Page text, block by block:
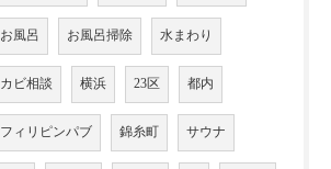
お風呂 お風呂掃除 水まわり
カビ相談 横浜 23区 都内
フィリピンパブ 錦糸町 サウナ